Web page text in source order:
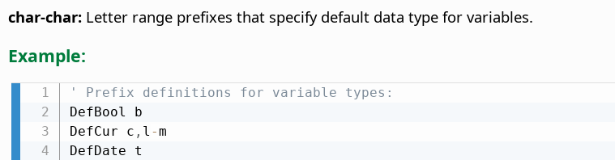
char-char: Letter range prefixes that specify default data type for variables.
Example:
' Prefix definitions for variable types:
DefBool b
DefCur c , l -m
DefDate t